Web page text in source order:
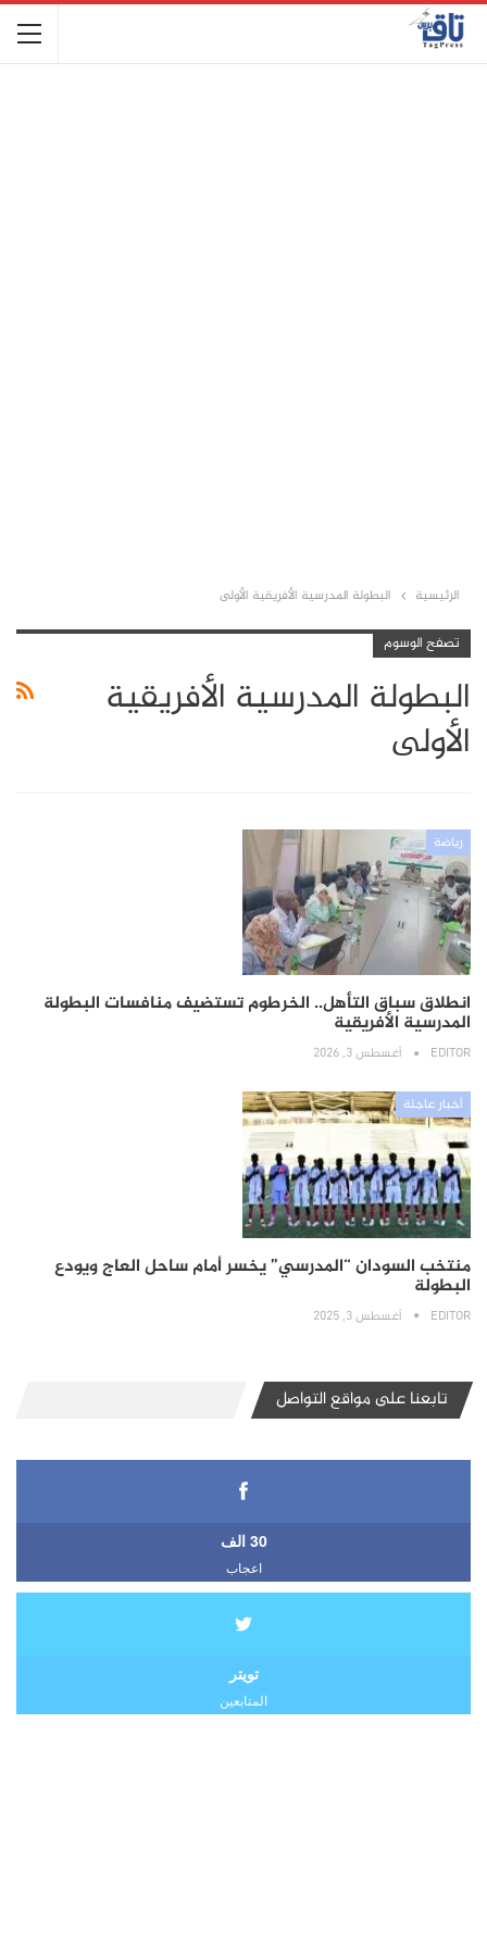
الرئيسية البطولة المدرسية الأفريقية الأولى
تصفح الوسوم
البطولة المدرسية الأفريقية
الأولى
رياضة
انطلاق سباق التأهل.. الخرطوم تستضيف منافسات البطولة
المدرسية الأفريقية
EDITOR أغسطس 3, 2026
أخبار عاجلة
منتخب السودان “المدرسي” يخسر أمام ساحل العاج ويودع
البطولة
EDITOR أغسطس 3, 2025
تابعنا على مواقع التواصل
30 الف
اعجاب
تويتر
المتابعين